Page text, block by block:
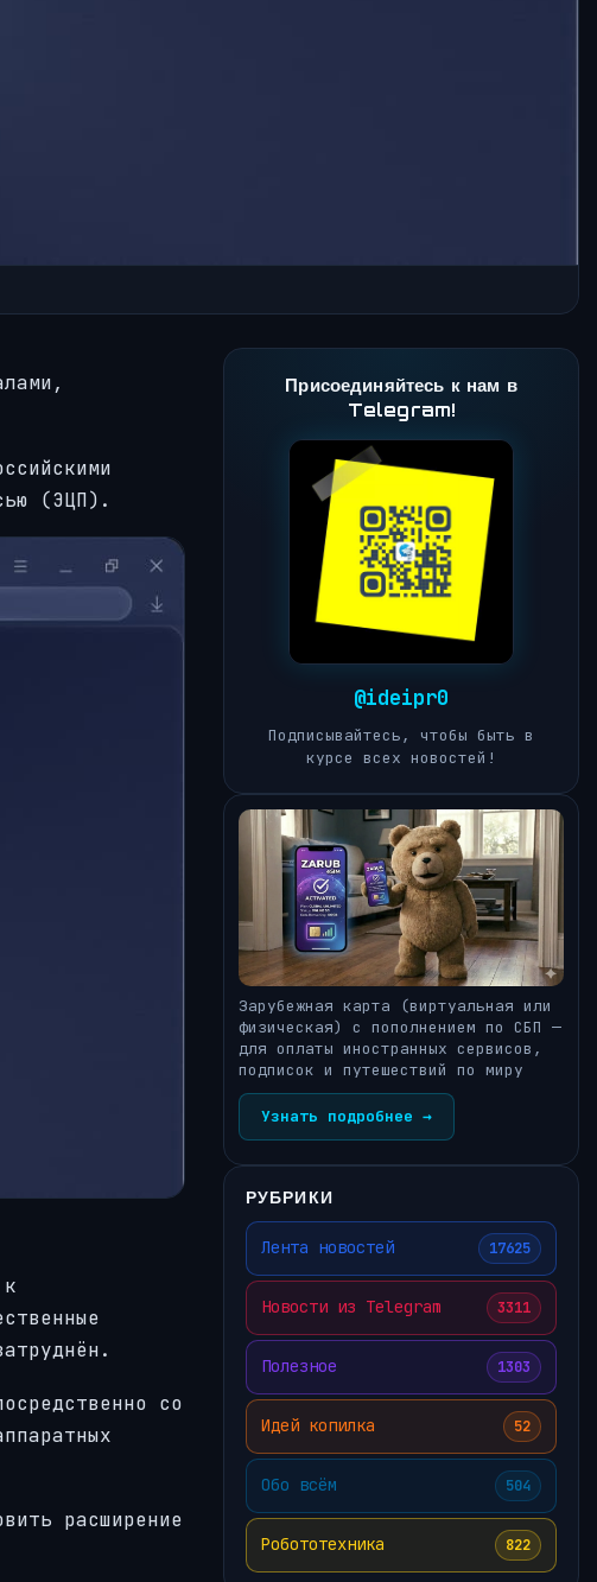
(ЭЦП).
со
расширение
Присоединяйтесь к нам в
Telegram!
@ideipr0
Подписывайтесь, чтобы быть в
курсе всех новостей!
Зарубежная карта (виртуальная или
физическая) с пополнением по СБП —
для оплаты иностранных сервисов,
подписок и путешествий по миру
Узнать подробнее →
РУБРИКИ
Лента новостей 17625
Новости из Telegram 3311
Полезное 1303
Идей копилка 52
Обо всём 504
Робототехника 822